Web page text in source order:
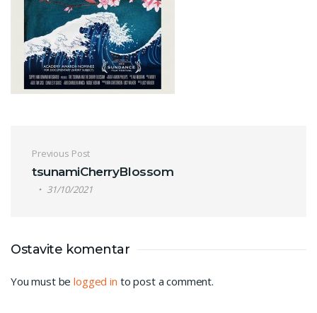
Post navigation
Previous Post
tsunamiCherryBlossom
31/10/2021
Ostavite komentar
You must belogged in to post a comment.